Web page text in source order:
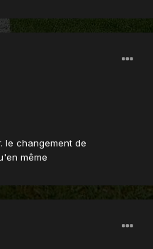
le changement de
même